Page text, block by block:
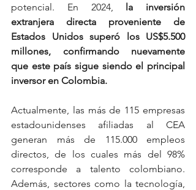
potencial. En 2024, la inversión
extranjera directa proveniente de
Estados Unidos superó los US$5.500
millones, confirmando nuevamente
que este país sigue siendo el principal
inversor en Colombia.
Actualmente, las más de 115 empresas
estadounidenses afiliadas al CEA
generan más de 115.000 empleos
directos, de los cuales más del 98%
corresponde a talento colombiano.
Además, sectores como la tecnología,